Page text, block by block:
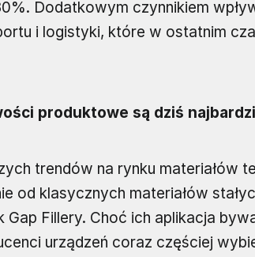
Dodatkowym czynnikiem
i logistyki, które w ostatnim
produktowe są dziś
trendów na rynku materiałów
od klasycznych materiałów
Gap Fillery. Choć ich aplikacja
urządzeń coraz częściej